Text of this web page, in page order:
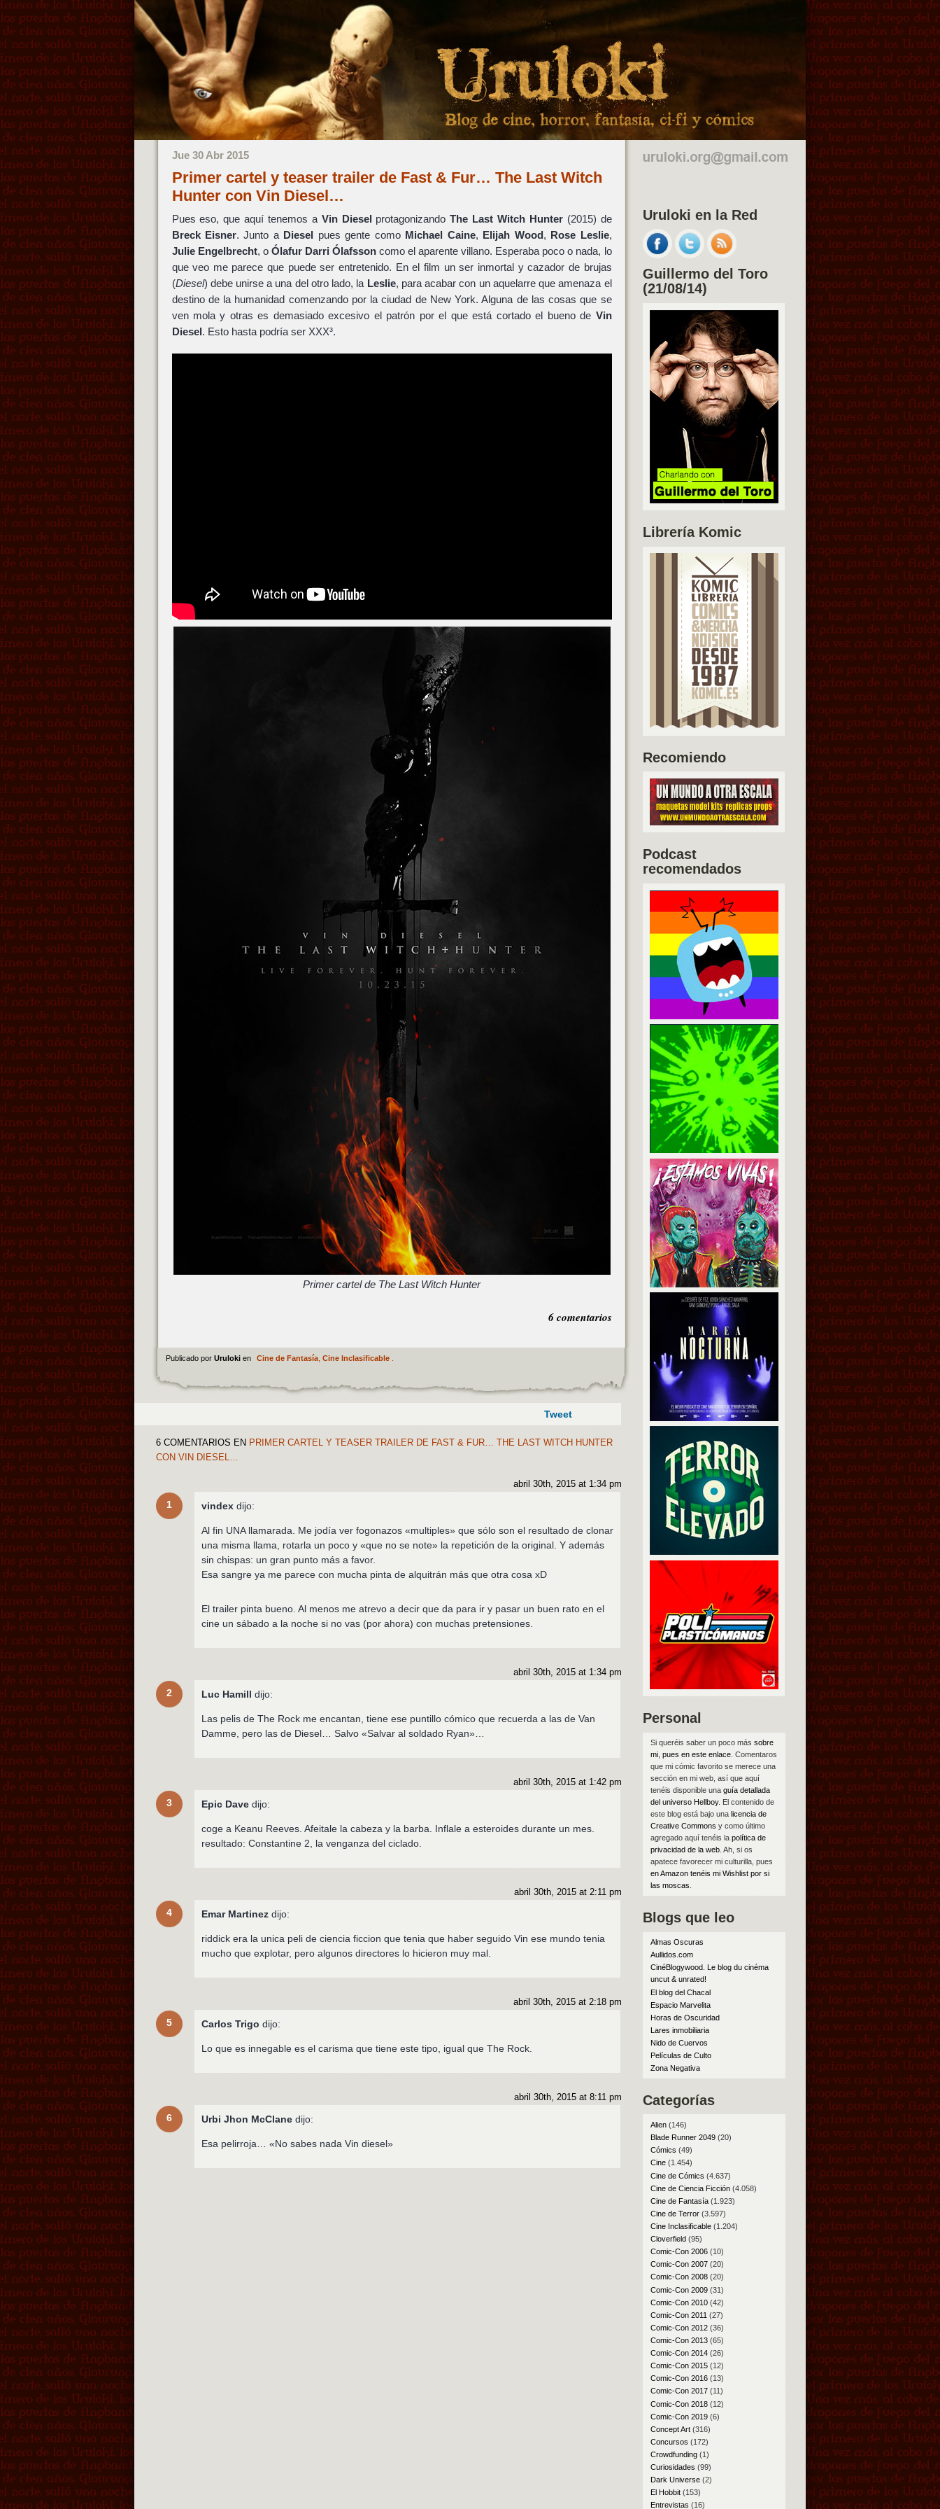
Jue 30 Abr 2015
Primer cartel y teaser trailer de Fast & Fur… The Last Witch
Hunter con Vin Diesel…
Pues eso, que aquí tenemos a Vin Diesel protagonizandoThe Last Witch Hunter(2015) de
Breck Eisner. Junto a Diesel pues gente como Michael Caine, Elijah Wood, Rose Leslie,
Julie Engelbrecht, o Ólafur Darri Ólafssoncomo el aparente villano. Esperaba poco o nada, lo
que veo me parece que puede ser entretenido. En el film un ser inmortal y cazador de brujas
(Diesel) debe unirse a una del otro lado, la Leslie, para acabar con un aquelarre que amenaza el
destino de la humanidad comenzando por la ciudad de New York. Alguna de las cosas que se
ven mola y otras es demasiado excesivo el patrón por el que está cortado el bueno de Vin
Diesel. Esto hasta podría ser XXX³.
Primer cartel de The Last Witch Hunter
6 comentarios
Publicado por Uruloki en Cine de Fantasía, Cine Inclasificable.
Tweet
6 COMENTARIOS EN PRIMER CARTEL Y TEASER TRAILER DE FAST & FUR… THE LAST WITCH HUNTER
CON VIN DIESEL…
1
abril 30th, 2015 at 1:34 pm
vindex dijo:
Al fin UNA llamarada. Me jodía ver fogonazos «multiples» que sólo son el resultado de clonar
una misma llama, rotarla un poco y «que no se note» la repetición de la original. Y además
sin chispas: un gran punto más a favor.
Esa sangre ya me parece con mucha pinta de alquitrán más que otra cosa xD
El trailer pinta bueno. Al menos me atrevo a decir que da para ir y pasar un buen rato en el
cine un sábado a la noche si no vas (por ahora) con muchas pretensiones.
2
abril 30th, 2015 at 1:34 pm
Luc Hamill dijo:
Las pelis de The Rock me encantan, tiene ese puntillo cómico que recuerda a las de Van
Damme, pero las de Diesel… Salvo «Salvar al soldado Ryan»…
3
abril 30th, 2015 at 1:42 pm
Epic Dave dijo:
coge a Keanu Reeves. Afeitale la cabeza y la barba. Inflale a esteroides durante un mes.
resultado: Constantine 2, la venganza del ciclado.
4
abril 30th, 2015 at 2:11 pm
Emar Martinez dijo:
riddick era la unica peli de ciencia ficcion que tenia que haber seguido Vin ese mundo tenia
mucho que explotar, pero algunos directores lo hicieron muy mal.
5
abril 30th, 2015 at 2:18 pm
Carlos Trigo dijo:
Lo que es innegable es el carisma que tiene este tipo, igual que The Rock.
6
abril 30th, 2015 at 8:11 pm
Urbi Jhon McClane dijo:
Esa pelirroja… «No sabes nada Vin diesel»
Uruloki en la Red
Guillermo del Toro
(21/08/14)
Librería Komic
Recomiendo
Podcast
recomendados
Personal
Si queréis saber un poco más sobre
mi, pues en este enlace. Comentaros
que mi cómic favorito se merece una
sección en mi web, así que aquí
tenéis disponible una guía detallada
del universo Hellboy. El contenido de
este blog está bajo una licencia de
Creative Commons y como último
agregado aquí tenéis la política de
privacidad de la web. Ah, si os
apatece favorecer mi culturilla, pues
en Amazon tenéis mi Wishlist por si
las moscas
Blogs que leo
Almas Oscuras
Aullidos.com
CinéBlogywood. Le blog du cinéma
uncut & unrated!
El blog del Chacal
Espacio Marvelita
Horas de Oscuridad
Lares inmobiliaria
Nido de Cuervos
Películas de Culto
Zona Negativa
Categorías
Alien(146)
Blade Runner 2049(20)
Cómics (49)
Cine(1.454)
Cine de Cómics (4.637)
Cine de Ciencia Ficción(4.058)
Cine de Fantasía(1.923)
Cine de Terror(3.597)
Cine Inclasificable(1.204)
Cloverfield(95)
Comic-Con 2006(10)
Comic-Con 2007(20)
Comic-Con 2008(20)
Comic-Con 2009(31)
Comic-Con 2010(42)
Comic-Con 2011 (27)
Comic-Con 2012(36)
Comic-Con 2013(65)
Comic-Con 2014(26)
Comic-Con 2015(12)
Comic-Con 2016(13)
Comic-Con 2017(11)
Comic-Con 2018(12)
Comic-Con 2019(6)
Concept Art(316)
Concursos (172)
Crowdfunding(1)
Curiosidades (99)
Dark Universe(2)
El Hobbit(153)
Entrevistas (16)